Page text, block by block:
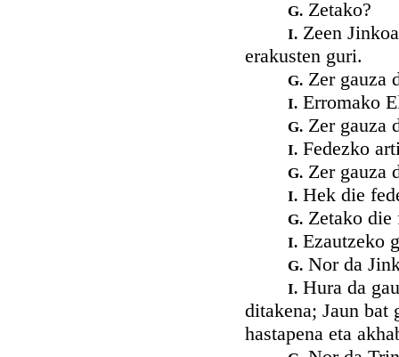
G. Zetako?
I. Zeen
erakusten guri.
G. Zer gauza
I. Erromako
G. Zer gauza
I. Fedezko
G. Zer gauza
I. Hek die
G. Zetako
I. Ezautzeko
G. Nor da
I. Hura da
ditakena; Jaun bat
hastapena eta